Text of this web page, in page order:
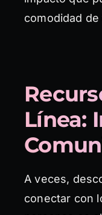
comodidad de
Línea:
A veces,
conectar con